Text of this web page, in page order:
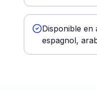
Disponible en
espagnol,